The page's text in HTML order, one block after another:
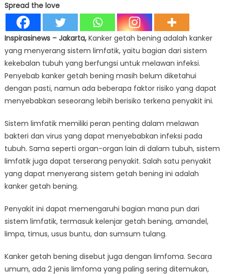
Spread the love
Inspirasinews – Jakarta, Kanker getah bening adalah kanker
yang menyerang sistem limfatik, yaitu bagian dari sistem
kekebalan tubuh yang berfungsi untuk melawan infeksi.
Penyebab kanker getah bening masih belum diketahui
dengan pasti, namun ada beberapa faktor risiko yang dapat
menyebabkan seseorang lebih berisiko terkena penyakit ini.
Sistem limfatik memiliki peran penting dalam melawan
bakteri dan virus yang dapat menyebabkan infeksi pada
tubuh. Sama seperti organ-organ lain di dalam tubuh, sistem
limfatik juga dapat terserang penyakit. Salah satu penyakit
yang dapat menyerang sistem getah bening ini adalah
kanker getah bening.
Penyakit ini dapat memengaruhi bagian mana pun dari
sistem limfatik, termasuk kelenjar getah bening, amandel,
limpa, timus, usus buntu, dan sumsum tulang.
Kanker getah bening disebut juga dengan limfoma. Secara
umum, ada 2 jenis limfoma yang paling sering ditemukan,